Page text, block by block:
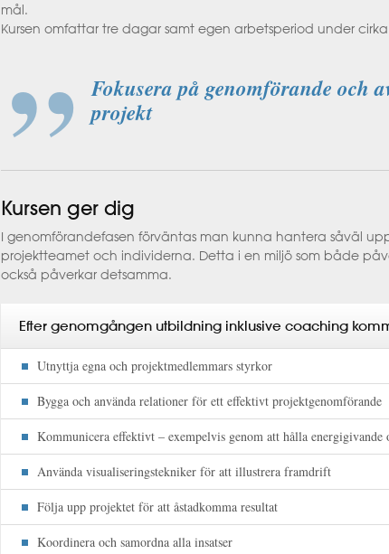
mål.
Kursen omfattar tre dagar samt egen arbetsperiod under
Fokusera på genomförande och
projekt
Kursen ger dig
I genomförandefasen förväntas man kunna hantera såväl
projektteamet och individerna. Detta i en miljö som både
också påverkar detsamma.
Efter genomgången utbildning inklusive coaching
Utnyttja egna och projektmedlemmars styrkor
Bygga och använda relationer för ett effektivt projektgenomförande
Kommunicera effektivt – exempelvis genom att hålla energigivande
Använda visualiseringstekniker för att illustrera framdrift
Följa upp projektet för att åstadkomma resultat
Koordinera och samordna alla insatser